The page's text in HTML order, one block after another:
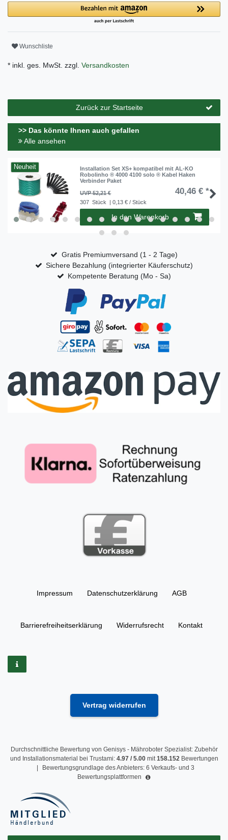
Wunschliste
* inkl. ges. MwSt. zzgl. Versandkosten
Zurück zur Startseite
>> Das könnte Ihnen auch gefallen
Alle ansehen
Neuheit
Installation Set XS+ kompatibel mit AL-KO
Robolinho ® 4000 4100 solo ® Kabel Haken
Verbinder Paket
UVP 52,21 €
40,46 € *
307 Stück | 0,13 € / Stück
In den Warenkorb
Gratis Premiumversand (1 - 2 Tage)
Sichere Bezahlung (integrierter Käuferschutz)
Kompetente Beratung (Mo - Sa)
Impressum Daten­schutz­erklärung AGB
Barrierefreiheitserklärung Widerrufs­recht Kontakt
Vertrag widerrufen
Durchschnittliche Bewertung von Genisys - Mähroboter Spezialist: Zubehör
und Installationsmaterial bei Trustami: 4.97/ 5.00mit158.152 Bewertungen
Bewertungsgrundlage des Anbieters: 6 Verkaufs- und 3
Bewertungsplattformen